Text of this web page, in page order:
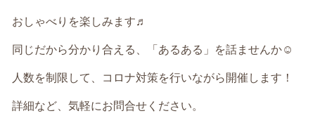
おしゃべりを楽しみます♬
同じだから分かり合える、「あるある」を話ませんか☺️
人数を制限して、コロナ対策を行いながら開催します！
詳細など、気軽にお問合せください。